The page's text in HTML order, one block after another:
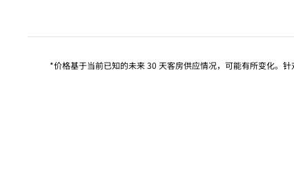
*价格基于当前已知的未来 30 天客房供应情况，可能有所变化。针